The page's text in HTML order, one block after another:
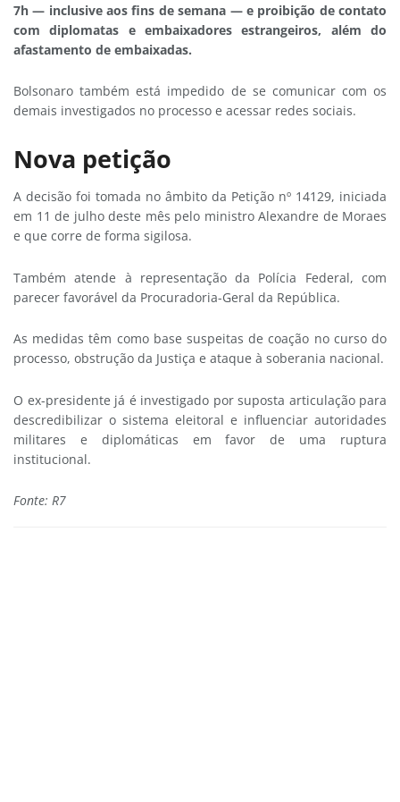
7h — inclusive aos fins de semana — e proibição de contato
com diplomatas e embaixadores estrangeiros, além do
afastamento de embaixadas.
Bolsonaro também está impedido de se comunicar com os
demais investigados no processo e acessar redes sociais.
Nova petição
A decisão foi tomada no âmbito da Petição nº 14129, iniciada
em 11 de julho deste mês pelo ministro Alexandre de Moraes
e que corre de forma sigilosa.
Também atende à representação da Polícia Federal, com
parecer favorável da Procuradoria-Geral da República.
As medidas têm como base suspeitas de coação no curso do
processo, obstrução da Justiça e ataque à soberania nacional.
O ex-presidente já é investigado por suposta articulação para
descredibilizar o sistema eleitoral e influenciar autoridades
militares e diplomáticas em favor de uma ruptura
institucional.
Fonte: R7